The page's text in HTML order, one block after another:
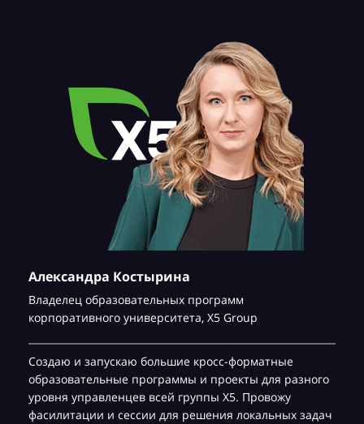
Александра Костырина
Владелец образовательных программ
корпоративного университета, Х5 Group
Создаю и запускаю большие кросс-форматные
образовательные программы и проекты для разного
уровня управленцев всей группы Х5. Провожу
фасилитации и сессии для решения локальных задач